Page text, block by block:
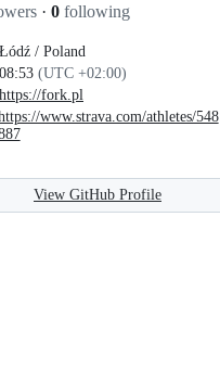
· 0 following
Łódź / Poland
08:53 (UTC +02:00)
https://fork.pl
www.strava.com/athletes/548
View GitHub Profile